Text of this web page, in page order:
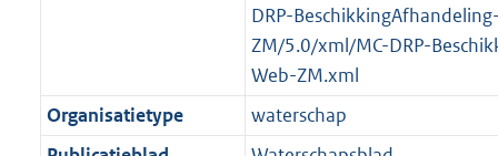
DRP-
ZM/5.0/xml/MC-DRP-
Web-ZM.xml
Organisatietype
waterschap